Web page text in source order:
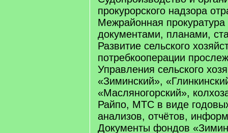
прокурорского надзора
Межрайонная
документами, планами,
Развитие сельского
потребкооперации
Управления сельского
«Зиминский»,
«Масляногорский»,
Райпо, МТС в виде
анализов, отчётов,
Документы фондов